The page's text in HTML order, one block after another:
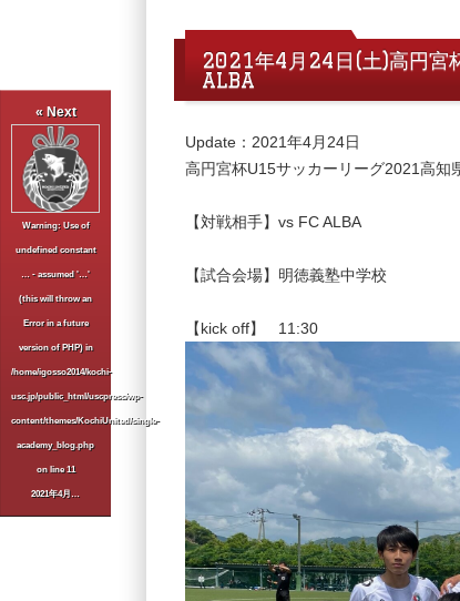
« Next
Warning: Use of
undefined constant
… - assumed '…'
(this will throw an
Error in a future
version of PHP) in
/home/igosso2014/kochi-
usc.jp/public_html/uscpress/wp-
content/themes/KochiUnited/single-
academy_blog.php
on line11
2021年4月…
2021年4月24日(土)高円宮
ALBA
Update：2021年4月24日
高円宮杯U15サッカーリーグ2021高知
【対戦相手】vs FC ALBA
【試合会場】明徳義塾中学校
【kick off】 11:30